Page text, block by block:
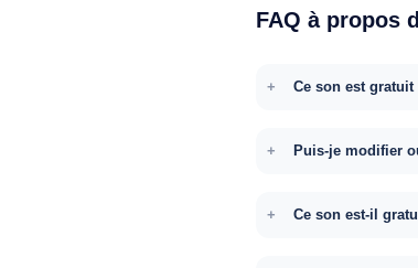
FAQ à propos
Ce son est gratuit
Puis-je modifier
Ce son est-il